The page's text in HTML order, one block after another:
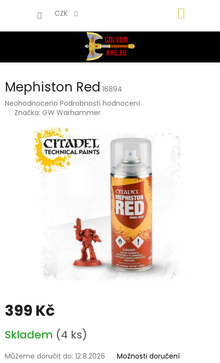
CZK
Mephiston Red 16894
Průměrné
hodnocení
hvězdiček.
Neohodnoceno Podrobnosti hodnocení
Značka:GW Warhammer
399 Kč
cena:
Skladem (4 ks)
Můžeme doručit do: 12.8.2026 Možnosti doručení